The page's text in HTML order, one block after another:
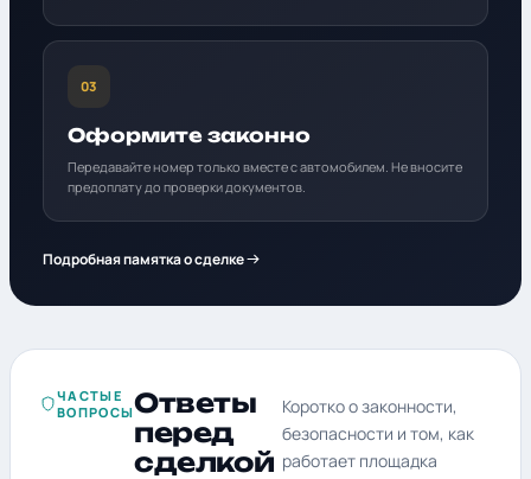
03
Оформите законно
Передавайте номер только вместе с автомобилем. Не вносите
предоплату до проверки документов.
Подробная памятка о сделке
ЧАСТЫЕ
ВОПРОСЫОтветы
перед
сделкой
Коротко о законности,
безопасности и том, как
работает площадка